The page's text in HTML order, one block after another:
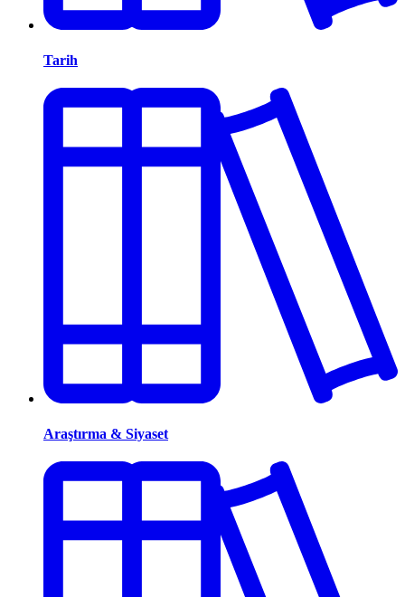
Tarih
Araştırma & Siyaset